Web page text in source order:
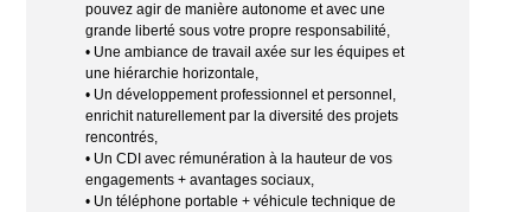
pouvez agir de manière autonome et avec une
grande liberté sous votre propre responsabilité,
• Une ambiance de travail axée sur les équipes et
une hiérarchie horizontale,
• Un développement professionnel et personnel,
enrichit naturellement par la diversité des projets
rencontrés,
• Un CDI avec rémunération à la hauteur de vos
engagements + avantages sociaux,
• Un téléphone portable + véhicule technique de